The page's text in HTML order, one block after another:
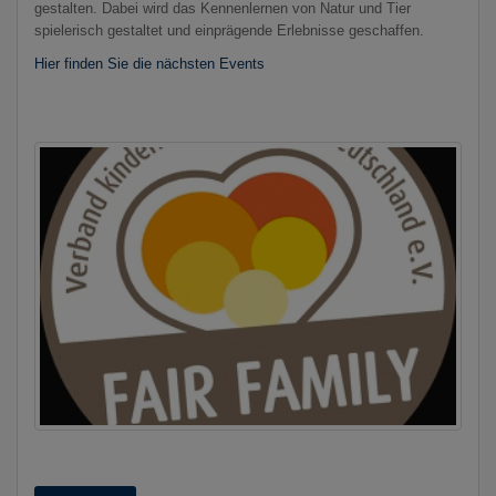
gestalten. Dabei wird das Kennenlernen von Natur und Tier
spielerisch gestaltet und einprägende Erlebnisse geschaffen.
Hier finden Sie die nächsten Events